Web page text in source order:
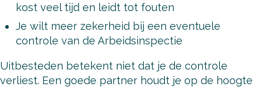
kost veel tijd en leidt tot fouten
Je wilt meer zekerheid bij een eventuele
controle van de Arbeidsinspectie
Uitbesteden betekent niet dat je de controle
verliest. Een goede partner houdt je op de hoogte